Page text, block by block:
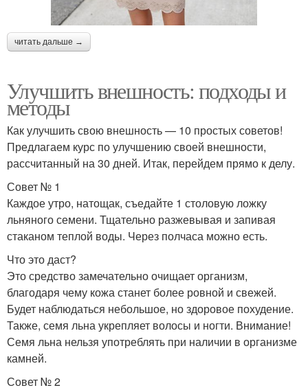
читать дальше →
Улучшить внешность: подходы и
методы
Как улучшить свою внешность — 10 простых советов!
Предлагаем курс по улучшению своей внешности,
рассчитанный на 30 дней. Итак, перейдем прямо к делу.
Совет № 1
Каждое утро, натощак, съедайте 1 столовую ложку
льняного семени. Тщательно разжевывая и запивая
стаканом теплой воды. Через полчаса можно есть.
Что это даст?
Это средство замечательно очищает организм,
благодаря чему кожа станет более ровной и свежей.
Будет наблюдаться небольшое, но здоровое похудение.
Также, семя льна укрепляет волосы и ногти. Внимание!
Семя льна нельзя употреблять при наличии в организме
камней.
Совет № 2